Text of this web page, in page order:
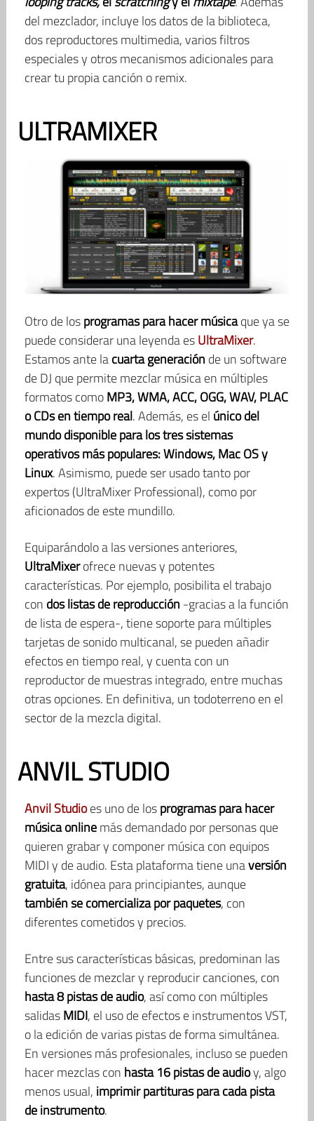
del mezclador, incluye los datos de la biblioteca,
dos reproductores multimedia, varios filtros
especiales y otros mecanismos adicionales para
crear tu propia canción o remix.
ULTRAMIXER
Otro de losprogramas para hacer músicaque ya se
puede considerar una leyenda esUltraMixer.
Estamos ante lacuarta generaciónde un software
de DJ que permite mezclar música en múltiples
formatos comoMP3, WMA, ACC, OGG, WAV, PLAC
o CDs en tiempo real. Además, es el único del
mundo disponible para los tres sistemas
operativos más populares: Windows, Mac OS y
Linux. Asimismo, puede ser usado tanto por
expertos (UltraMixer Professional), como por
aficionados de este mundillo.
Equiparándolo a las versiones anteriores,
UltraMixerofrece nuevas y potentes
características. Por ejemplo, posibilita el trabajo
con dos listas de reproducción-gracias a la función
de lista de espera-, tiene soporte para múltiples
tarjetas de sonido multicanal, se pueden añadir
efectos en tiempo real, y cuenta con un
reproductor de muestras integrado, entre muchas
otras opciones. En definitiva, un todoterreno en el
sector de la mezcla digital.
ANVIL STUDIO
Anvil Studioes uno de losprogramas para hacer
música onlinemás demandado por personas que
quieren grabar y componer música con equipos
MIDI y de audio. Esta plataforma tiene unaversión
gratuita, idónea para principiantes, aunque
también se comercializa por paquetes, con
diferentes cometidos y precios.
Entre sus características básicas, predominan las
funciones de mezclar y reproducir canciones, con
hasta 8 pistas de audio, así como con múltiples
salidasMIDI, el uso de efectos e instrumentos VST,
o la edición de varias pistas de forma simultánea.
En versiones más profesionales, incluso se pueden
hacer mezclas con hasta 16 pistas de audioy, algo
menos usual, imprimir partituras para cada pista
de instrumento.